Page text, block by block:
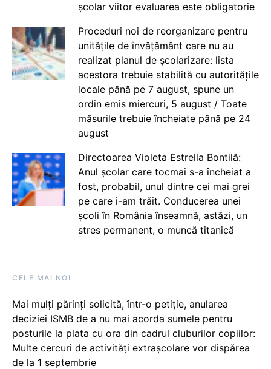
școlar viitor evaluarea este obligatorie
Proceduri noi de reorganizare pentru
unitățile de învățământ care nu au
realizat planul de școlarizare: lista
acestora trebuie stabilită cu autoritățile
locale până pe 7 august, spune un
ordin emis miercuri, 5 august / Toate
măsurile trebuie încheiate până pe 24
august
Directoarea Violeta Estrella Bontilă:
Anul școlar care tocmai s-a încheiat a
fost, probabil, unul dintre cei mai grei
pe care i-am trăit. Conducerea unei
școli în România înseamnă, astăzi, un
stres permanent, o muncă titanică
CELE MAI NOI
Mai mulți părinți solicită, într-o petiție, anularea
deciziei ISMB de a nu mai acorda sumele pentru
posturile la plata cu ora din cadrul cluburilor copiilor:
Multe cercuri de activități extrașcolare vor dispărea
de la 1 septembrie